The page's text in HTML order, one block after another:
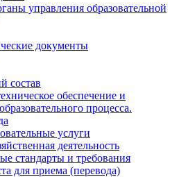
управления образовательной
документы
состав
обеспечение и
процесса.
услуги
деятельность
стандарты и требования
для приема (перевода)